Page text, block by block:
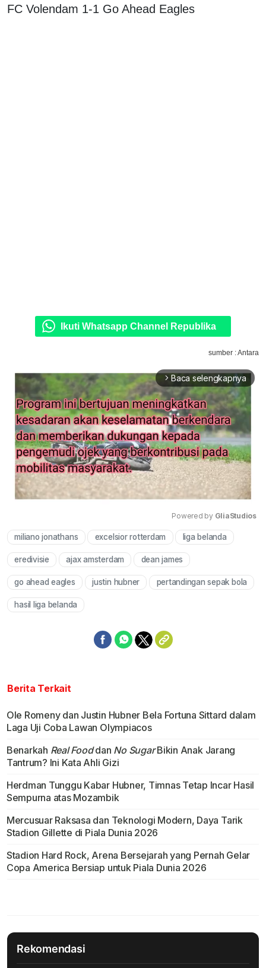
FC Volendam 1-1 Go Ahead Eagles
Ikuti Whatsapp Channel Republika
sumber : Antara
arrow_forward_ios Baca selengkapnya
Mute
Powered by GliaStudios
miliano jonathans excelsior rotterdam liga belanda
eredivisie ajax amsterdam dean james
go ahead eagles justin hubner pertandingan sepak bola
hasil liga belanda
Berita Terkait
Ole Romeny dan Justin Hubner Bela Fortuna Sittard dalam
Laga Uji Coba Lawan Olympiacos
Benarkah Real Fooddan No SugarBikin Anak Jarang
Tantrum? Ini Kata Ahli Gizi
Herdman Tunggu Kabar Hubner, Timnas Tetap Incar Hasil
Sempurna atas Mozambik
Mercusuar Raksasa dan Teknologi Modern, Daya Tarik
Stadion Gillette di Piala Dunia 2026
Stadion Hard Rock, Arena Bersejarah yang Pernah Gelar
Copa America Bersiap untuk Piala Dunia 2026
Rekomendasi